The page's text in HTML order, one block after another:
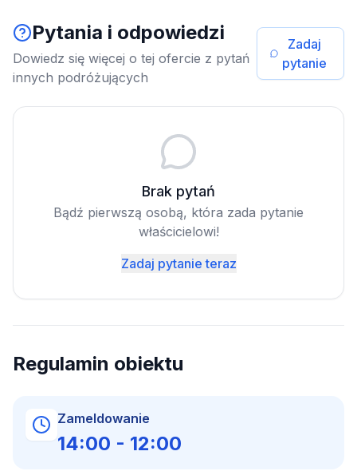
Pytania i odpowiedzi
Dowiedz się więcej o tej ofercie z pytań
innych podróżujących
Zadaj
pytanie
Brak pytań
Bądź pierwszą osobą, która zada pytanie
właścicielowi!
Zadaj pytanie teraz
Regulamin obiektu
Zameldowanie
14:00 - 12:00